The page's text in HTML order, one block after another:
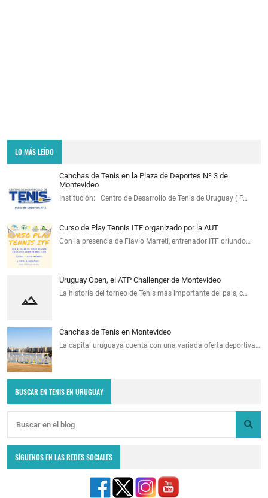
LO MÁS LEÍDO
Canchas de Tenis en la Plaza de Deportes Nº 3 de
Montevideo
Institución: Centro de Desarrollo de Tenis de Uruguay ( P…
Curso de Play Tennis ITF organizado por la AUT
Con la presencia de Flavio Marreti, entrenador ITF oriundo…
Uruguay Open, el ATP Challenger de Montevideo
La historia del torneo de Tenis más importante del país, c…
Canchas de Tenis en Montevideo
La capital uruguaya cuenta con una variada oferta deportiva…
BUSCAR EN TENIS EN URUGUAY
SÍGUENOS EN LAS REDES SOCIALES